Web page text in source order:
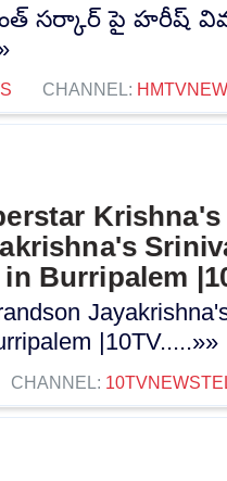
సర్కార్ పై హరీష్
CHANNEL:
Burripalem
|10TV.....»»
CHANNEL: